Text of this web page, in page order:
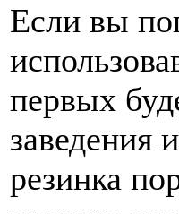
Если вы
первых
заведения
резинка